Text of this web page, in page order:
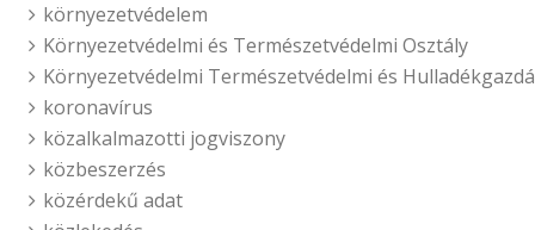
környezetvédelem
Környezetvédelmi és Természetvédelmi Osztály
Környezetvédelmi Természetvédelmi és
koronavírus
közalkalmazotti jogviszony
közbeszerzés
közérdekű adat